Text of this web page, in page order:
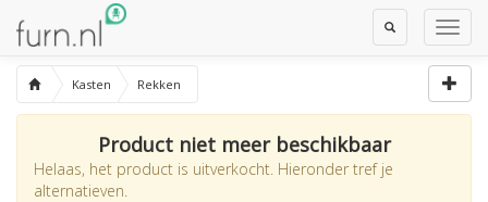
Toggle
Search
Kasten Rekken
Product niet meer beschikbaar
Helaas, het product is uitverkocht. Hieronder tref je
alternatieven.